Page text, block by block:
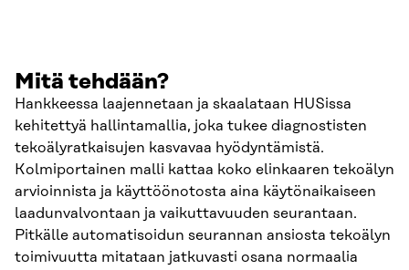
Mitä tehdään?
Hankkeessa laajennetaan ja skaalataan HUSissa
kehitettyä hallintamallia, joka tukee diagnostisten
tekoälyratkaisujen kasvavaa hyödyntämistä.
Kolmiportainen malli kattaa koko elinkaaren tekoälyn
arvioinnista ja käyttöönotosta aina käytönaikaiseen
laadunvalvontaan ja vaikuttavuuden seurantaan.
Pitkälle automatisoidun seurannan ansiosta tekoälyn
toimivuutta mitataan jatkuvasti osana normaalia